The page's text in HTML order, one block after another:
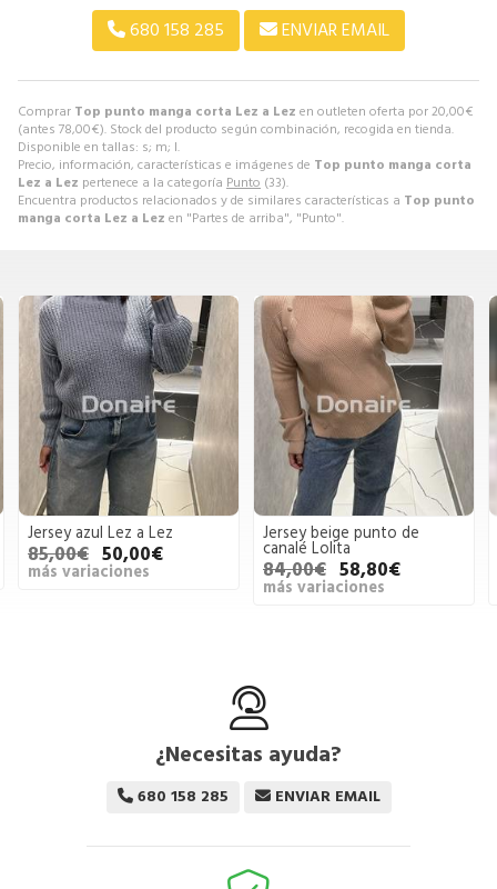
Comprar Top punto manga corta Lez a Lez en outleten oferta por20,00€
(antes 78,00€). Stock del producto según combinación, recogida en tienda.
Disponible en tallas: s; m; l.
Precio, información, características e imágenes de Top punto manga corta
Lez a Lez pertenece a la categoría Punto (33).
Encuentra productos relacionados y de similares características a Top punto
manga corta Lez a Lez en "Partes de arriba", "Punto".
680 158 285 ENVIAR EMAIL
Jersey azul Lez a Lez
85,00€ 50,00€
más variaciones
Jersey beige punto de
canalé Lolita
84,00€ 58,80€
más variaciones
¿Necesitas ayuda?
680 158 285 ENVIAR EMAIL